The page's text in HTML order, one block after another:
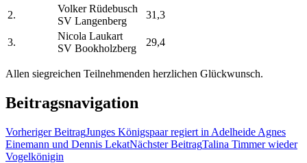
2.
Volker Rüdebusch
SV Langenberg
31,3
3.
Nicola Laukart
SV Bookholzberg
29,4
Allen siegreichen Teilnehmenden herzlichen Glückwunsch.
Beitragsnavigation
Vorheriger BeitragJunges Königspaar regiert in Adelheide Agnes
Einemann und Dennis LekatNächster BeitragTalina Timmer wieder
Vogelkönigin